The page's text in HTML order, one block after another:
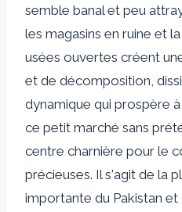
semble banal et peu
les magasins en ruine et
usées ouvertes créent
et de décomposition,
dynamique qui prospère
ce petit marché sans
centre charnière pour le
précieuses. Il s'agit de la
importante du Pakistan